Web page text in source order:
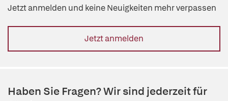
Jetzt anmelden und keine Neuigkeiten mehr verpassen
Jetzt anmelden
Haben Sie Fragen? Wir sind jederzeit für